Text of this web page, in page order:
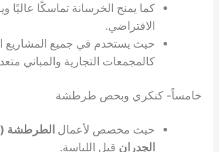
يمنح الخرسانة تماسكًا عاليًا ويزيد من عمرها
يستخدم في جميع المشاريع الإنشائية الكبرى
التجارية والمباني متعددة الطوابق.
وبحص طرطشة
مخصص لأعمالالطرطشة (الرش) على
قبل اللياسة.